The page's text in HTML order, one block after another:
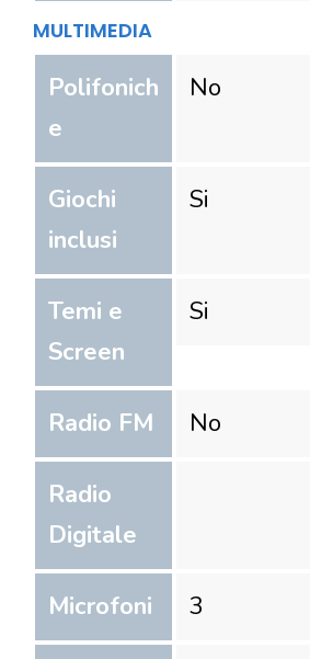
MULTIMEDIA
Polifonich
e
No
Giochi
inclusi
Si
Temi e
Screen
Si
Radio FM No
Radio
Digitale
Microfoni 3